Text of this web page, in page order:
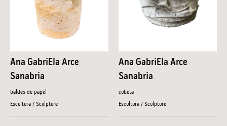
Ana GabriEla Arce
Sanabria
baldes de papel
Escultura / Sculpture
Ana GabriEla Arce
Sanabria
cubeta
Escultura / Sculpture